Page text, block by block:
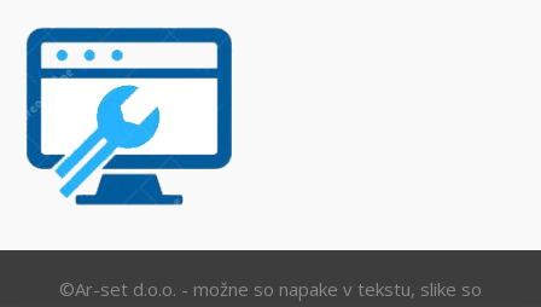
©Ar-set d.o.o. - možne so napake v tekstu, slike so